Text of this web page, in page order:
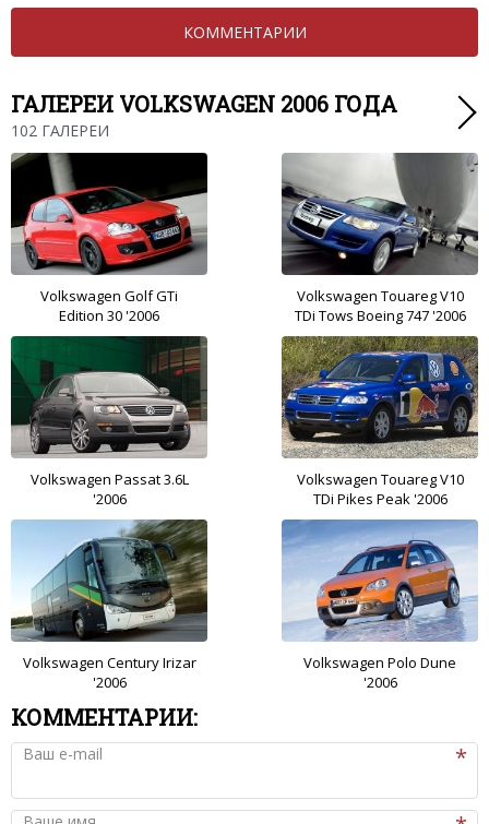
КОММЕНТАРИИ
ГАЛЕРЕИ VOLKSWAGEN 2006 ГОДА
102 ГАЛЕРЕИ
Volkswagen Golf GTi
Edition 30 '2006
Volkswagen Touareg V10
TDi Tows Boeing 747 '2006
Volkswagen Passat 3.6L
'2006
Volkswagen Touareg V10
TDi Pikes Peak '2006
Volkswagen Century Irizar
'2006
Volkswagen Polo Dune
'2006
КОММЕНТАРИИ:
Ваш e-mail